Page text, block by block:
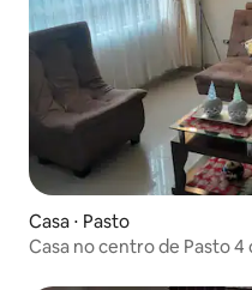
Casa ⋅ Pasto
Casa no centro de Pasto